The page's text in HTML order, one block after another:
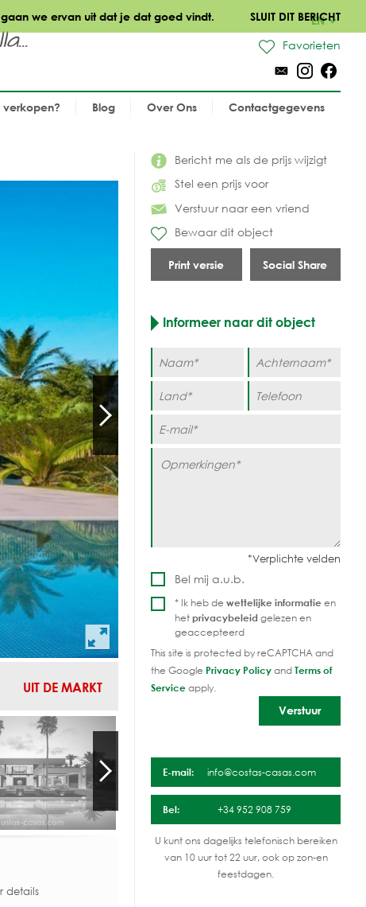
we ervan uit dat je dat goed vindt. SLUIT DIT BERICHT
EN
Favorieten
verkopen? Blog Over Ons Contactgegevens
Bericht me als de prijs wijzigt
Stel een prijs voor
Verstuur naar een vriend
Bewaar dit object
Print versie Social Share
UIT DE MARKT
details
Informeer naar dit object
Bel mij a.u.b.
* Ik heb de wettelijke informatie en
hetprivacybeleid gelezen en
geaccepteerd
This site is protected by reCAPTCHA and
the Google Privacy PolicyandTerms of
Serviceapply.
E-mail: info@costas-casas.com
Bel: +34 952 908 759
U kunt ons dagelijks telefonisch bereiken
van 10 uur tot 22 uur, ook op zon-en
feestdagen.